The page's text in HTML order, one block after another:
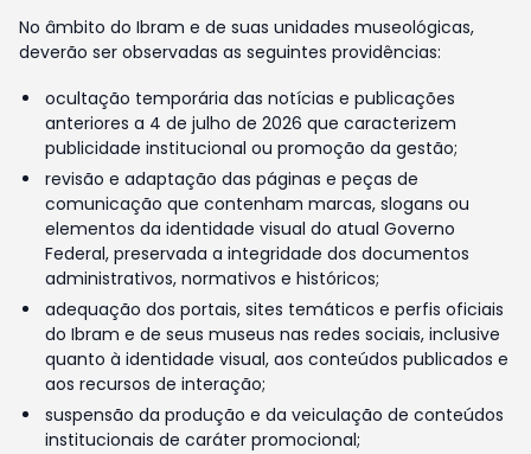
No âmbito do Ibram e de suas unidades museológicas,
deverão ser observadas as seguintes providências:
ocultação temporária das notícias e publicações
anteriores a 4 de julho de 2026 que caracterizem
publicidade institucional ou promoção da gestão;
revisão e adaptação das páginas e peças de
comunicação que contenham marcas, slogans ou
elementos da identidade visual do atual Governo
Federal, preservada a integridade dos documentos
administrativos, normativos e históricos;
adequação dos portais, sites temáticos e perfis oficiais
do Ibram e de seus museus nas redes sociais, inclusive
quanto à identidade visual, aos conteúdos publicados e
aos recursos de interação;
suspensão da produção e da veiculação de conteúdos
institucionais de caráter promocional;